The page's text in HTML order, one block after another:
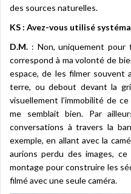
des sources naturelles.
KS : Avez-vous utilisé
D.M. : Non, uniquement pour
correspond à ma volonté de
espace, de les filmer souvent
terre, ou debout devant la
visuellement l’immobilité de
me semblait bien. Par
conversations à travers la
exemple, en allant avec la
aurions perdu des images,
montage pour construire les
filmé avec une seule caméra.